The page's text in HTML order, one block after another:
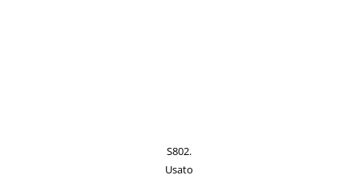
S802.
Usato